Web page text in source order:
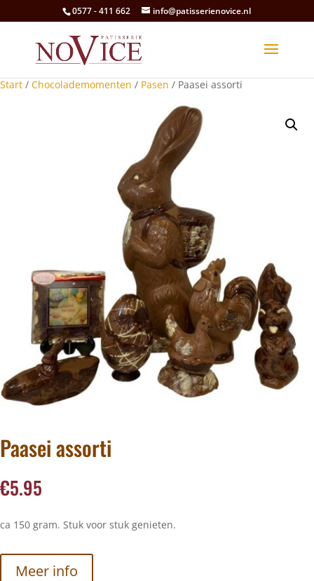
0577 - 411 662 info@patisserienovice.nl
Start / Chocolademomenten / Pasen / Paasei assorti
Paasei assorti
€5.95
ca 150 gram. Stuk voor stuk genieten.
Meer info